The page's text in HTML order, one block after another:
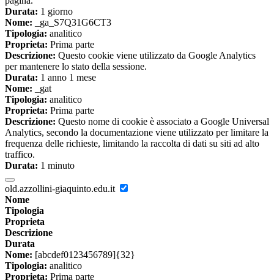
Durata: 1 giorno
Nome: _ga_S7Q31G6CT3
Tipologia: analitico
Proprieta: Prima parte
Descrizione: Questo cookie viene utilizzato da Google Analytics
per mantenere lo stato della sessione.
Durata: 1 anno 1 mese
Nome: _gat
Tipologia: analitico
Proprieta: Prima parte
Descrizione: Questo nome di cookie è associato a Google Universal
Analytics, secondo la documentazione viene utilizzato per limitare la
frequenza delle richieste, limitando la raccolta di dati su siti ad alto
traffico.
Durata: 1 minuto
old.azzollini-giaquinto.edu.it
Nome
Tipologia
Proprieta
Descrizione
Durata
Nome: [abcdef0123456789]{32}
Tipologia: analitico
Proprieta: Prima parte